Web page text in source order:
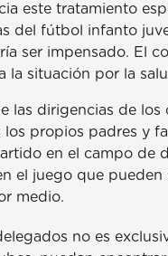
este tratamiento
del fútbol infanto
ser impensado. El
situación por la
las dirigencias de
propios padres y
en el campo de
el juego que
medio.
no es